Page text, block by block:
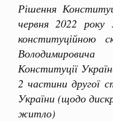
Рішення
червня 2022 року
конституційною
Конституції
2 частини другої
України (щодо
житло)